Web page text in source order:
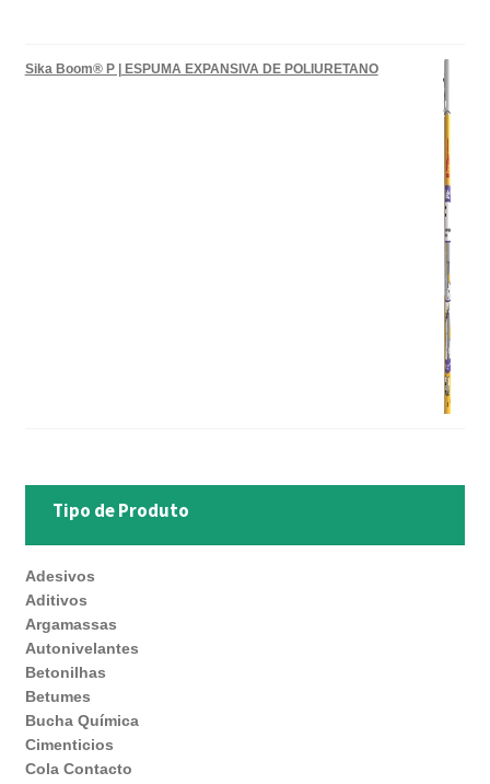
Sika Boom® P | ESPUMA EXPANSIVA DE POLIURETANO
Tipo de Produto
Adesivos
Aditivos
Argamassas
Autonivelantes
Betonilhas
Betumes
Bucha Química
Cimenticios
Cola Contacto